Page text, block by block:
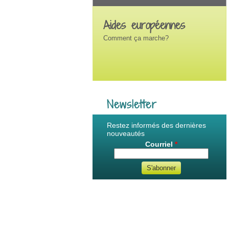
Aides européennes
Comment ça marche?
Newsletter
Restez informés des dernières
nouveautés
Courriel *